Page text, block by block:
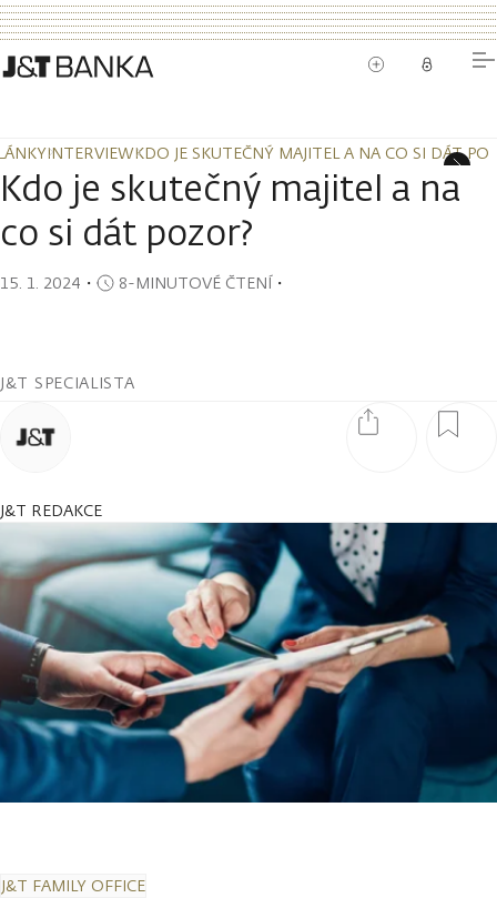
INTERVIEWKDO JE SKUTEČNÝ MAJITEL A NA CO SI DÁT
INTERVIEWKDO JE SKUTEČNÝ MAJITEL A NA CO SI DÁT
Kdo je skutečný majitel a na
co si dát pozor?
15. 1. 2024 ・ 8-MINUTOVÉ ČTENÍ・
J&T SPECIALISTA
J&T REDAKCE
J&T FAMILY OFFICE